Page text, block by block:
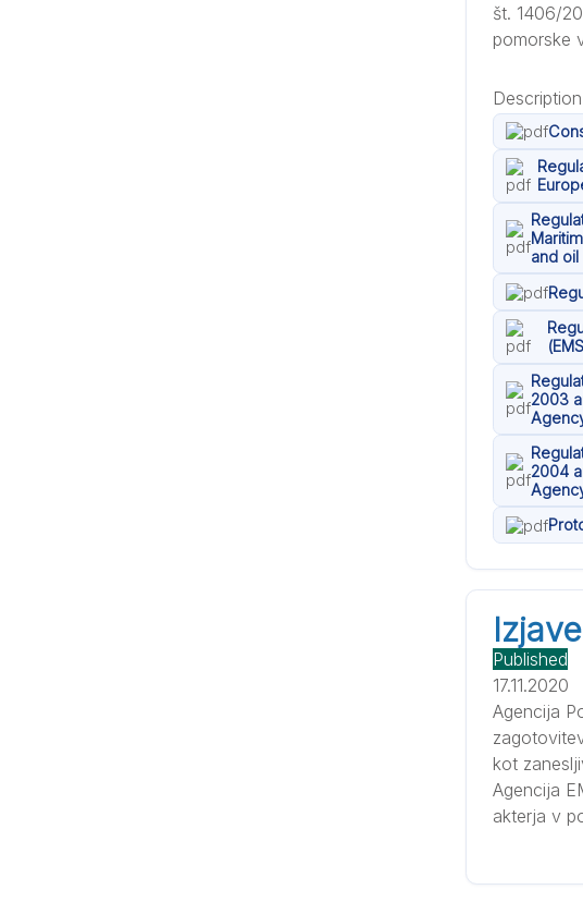
št. 1406/
pomorske
Description
and
2003
2004
Published
17.11.2020
Agencija
kot
Agencija
akterja v